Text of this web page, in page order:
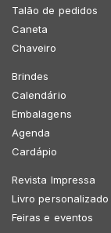
Talão de pedidos
Caneta
Chaveiro
Brindes
Calendário
Embalagens
Agenda
Cardápio
Revista Impressa
Livro personalizado
Feiras e eventos